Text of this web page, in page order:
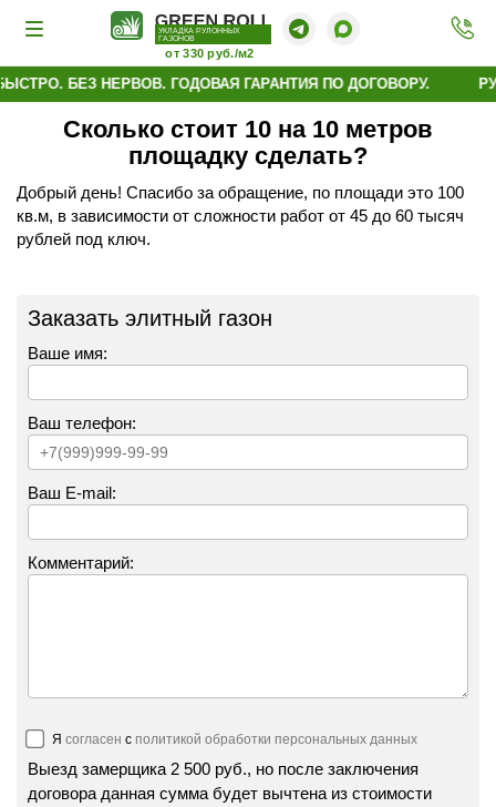
УКЛАДКА РУЛОННЫХ
ГАЗОНОВ
от 330 руб./м2
+7 (495) 181-61-55
БЕЗ НЕРВОВ. ГОДОВАЯ ГАРАНТИЯ ПО ДОГОВОРУ.
Сколько стоит 10 на 10 метров
площадку сделать?
Добрый день! Спасибо за обращение, по площади это 100
кв.м, в зависимости от сложности работ от 45 до 60 тысяч
рублей под ключ.
Заказать элитный газон
Ваше имя:
Ваш телефон:
Ваш E-mail:
Комментарий:
Я согласен с политикой обработки персональных данных
Выезд замерщика 2 500 руб., но после заключения
договора данная сумма будет вычтена из стоимости